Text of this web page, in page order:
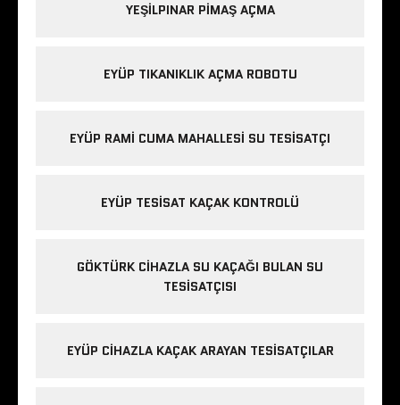
YEŞILPINAR PIMAŞ AÇMA
EYÜP TIKANIKLIK AÇMA ROBOTU
EYÜP RAMI CUMA MAHALLESI SU TESISATÇI
EYÜP TESISAT KAÇAK KONTROLÜ
GÖKTÜRK CIHAZLA SU KAÇAĞI BULAN SU
TESISATÇISI
EYÜP CIHAZLA KAÇAK ARAYAN TESISATÇILAR